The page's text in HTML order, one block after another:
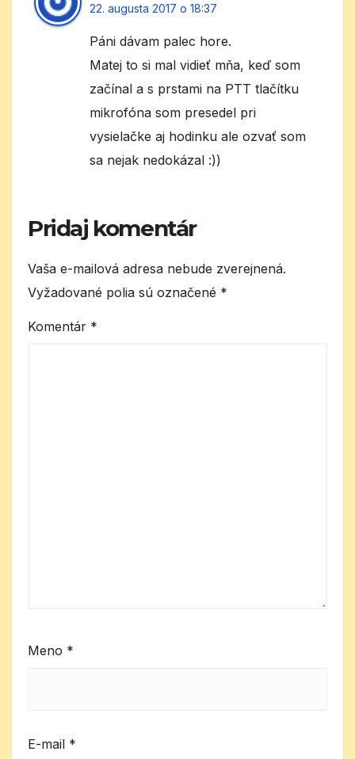
22. augusta 2017 o 18:37
Páni dávam palec hore.
Matej to si mal vidieť mňa, keď som
začínal a s prstami na PTT tlačítku
mikrofóna som presedel pri
vysielačke aj hodinku ale ozvať som
sa nejak nedokázal :))
Pridaj komentár
Vaša e-mailová adresa nebude zverejnená.
Vyžadované polia sú označené *
Komentár *
Meno *
E-mail *